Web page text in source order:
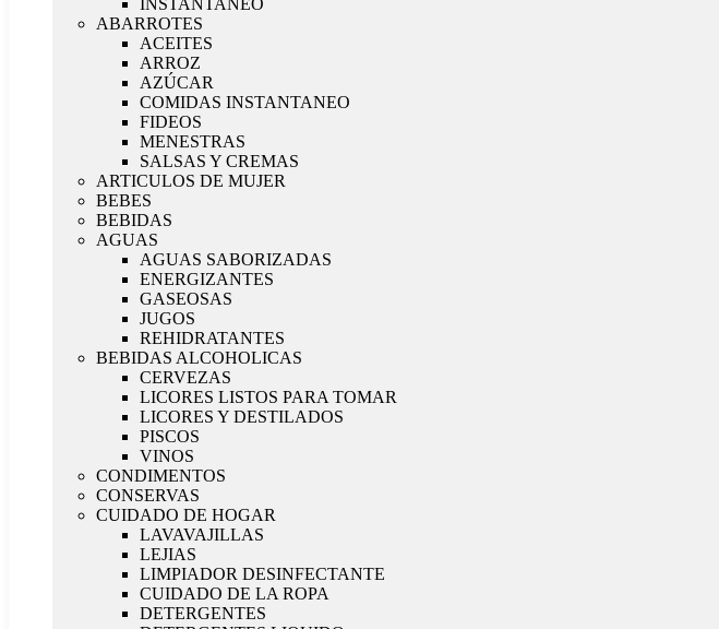
ABARROTES
ACEITES
ARROZ
AZÚCAR
COMIDAS INSTANTANEO
FIDEOS
MENESTRAS
SALSAS Y CREMAS
ARTICULOS DE MUJER
BEBES
BEBIDAS
AGUAS
AGUAS SABORIZADAS
ENERGIZANTES
GASEOSAS
JUGOS
REHIDRATANTES
BEBIDAS ALCOHOLICAS
CERVEZAS
LICORES LISTOS PARA TOMAR
LICORES Y DESTILADOS
PISCOS
VINOS
CONDIMENTOS
CONSERVAS
CUIDADO DE HOGAR
LAVAVAJILLAS
LEJIAS
LIMPIADOR DESINFECTANTE
CUIDADO DE LA ROPA
DETERGENTES